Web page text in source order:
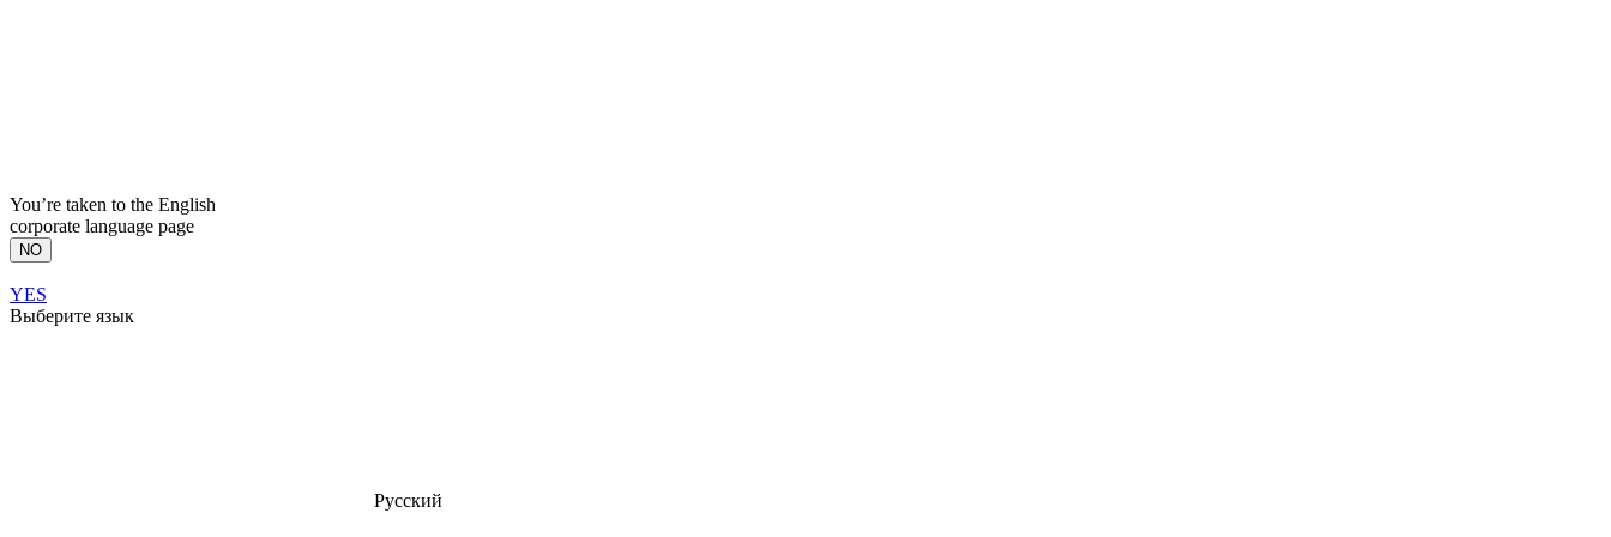
You’re taken to the English
corporate language page
NO
YES
Выберите язык
Русский